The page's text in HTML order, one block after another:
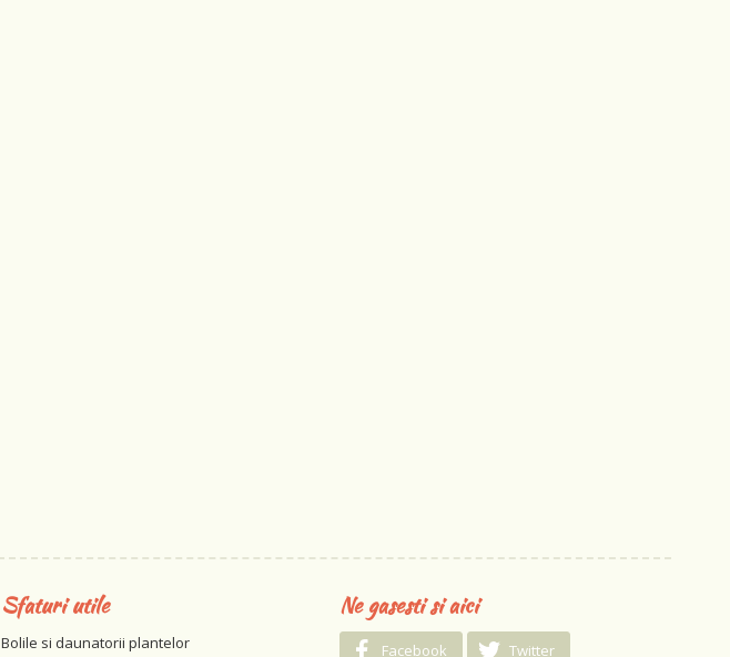
Sfaturi utile
Bolile si daunatorii plantelor
Ne gasesti si aici
Facebook Twitter